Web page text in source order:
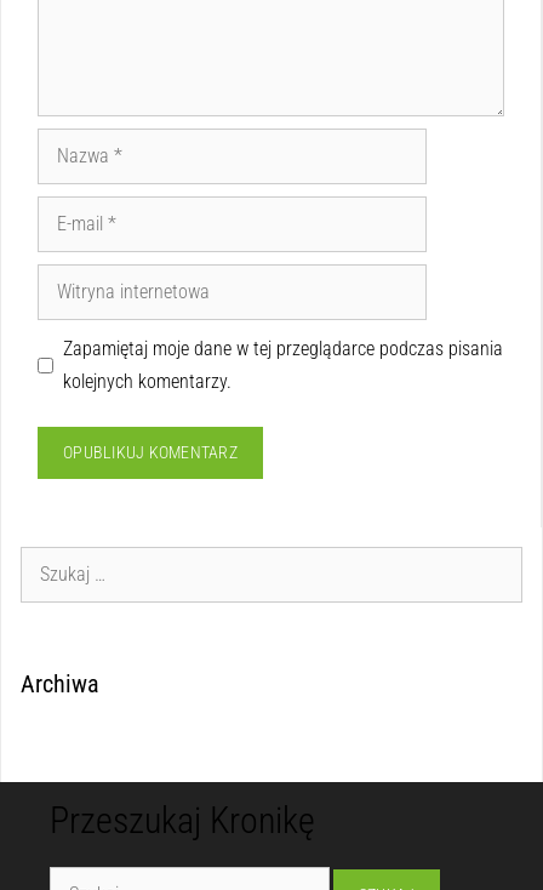
Zapamiętaj moje dane w tej przeglądarce podczas pisania
kolejnych komentarzy.
Archiwa
Przeszukaj Kronikę